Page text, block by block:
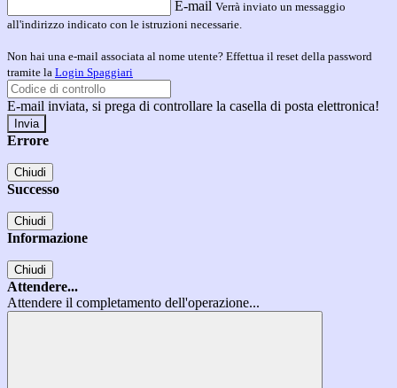
E-mail Verrà inviato un messaggio
all'indirizzo indicato con le istruzioni necessarie.
Non hai una e-mail associata al nome utente? Effettua il reset della password
tramite la Login Spaggiari
E-mail inviata, si prega di controllare la casella di posta elettronica!
Errore
Chiudi
Successo
Chiudi
Informazione
Chiudi
Attendere...
Attendere il completamento dell'operazione...